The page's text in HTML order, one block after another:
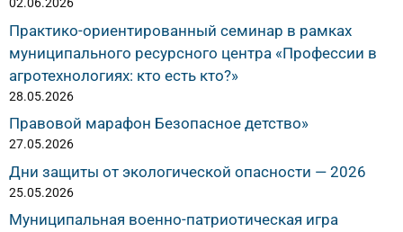
02.06.2026
Практико-ориентированный семинар в рамках
муниципального ресурсного центра «Профессии в
агротехнологиях: кто есть кто?»
28.05.2026
Правовой марафон Безопасное детство»
27.05.2026
Дни защиты от экологической опасности — 2026
25.05.2026
Муниципальная военно-патриотическая игра